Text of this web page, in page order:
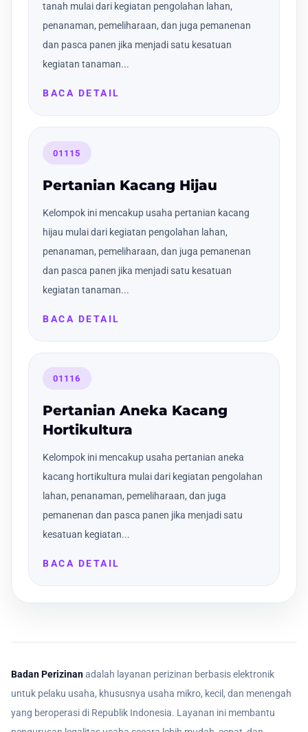
tanah mulai dari kegiatan pengolahan lahan,
penanaman, pemeliharaan, dan juga pemanenan
dan pasca panen jika menjadi satu kesatuan
kegiatan tanaman...
BACA DETAIL
01115
Pertanian Kacang Hijau
Kelompok ini mencakup usaha pertanian kacang
hijau mulai dari kegiatan pengolahan lahan,
penanaman, pemeliharaan, dan juga pemanenan
dan pasca panen jika menjadi satu kesatuan
kegiatan tanaman...
BACA DETAIL
01116
Pertanian Aneka Kacang
Hortikultura
Kelompok ini mencakup usaha pertanian aneka
kacang hortikultura mulai dari kegiatan pengolahan
lahan, penanaman, pemeliharaan, dan juga
pemanenan dan pasca panen jika menjadi satu
kesatuan kegiatan...
BACA DETAIL
Badan Perizinanadalah layanan perizinan berbasis elektronik
untuk pelaku usaha, khususnya usaha mikro, kecil, dan menengah
yang beroperasi di Republik Indonesia. Layanan ini membantu